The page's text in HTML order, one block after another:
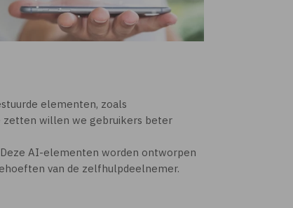
elementen, zoals
zetten willen we gebruikers beter
AI-elementen worden ontworpen
van de zelfhulpdeelnemer.